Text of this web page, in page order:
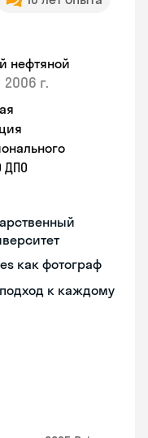
нефтяной
2006 г.
ДПО
как фотограф
к каждому